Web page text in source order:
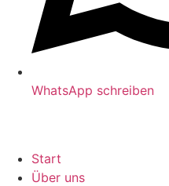
WhatsApp schreiben
Start
Über uns